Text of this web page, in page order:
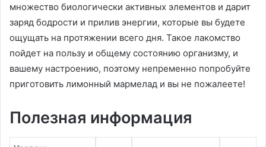
множество биологически активных элементов и дарит
заряд бодрости и прилив энергии, которые вы будете
ощущать на протяжении всего дня. Такое лакомство
пойдет на пользу и общему состоянию организму, и
вашему настроению, поэтому непременно попробуйте
приготовить лимонный мармелад и вы не пожалеете!
Полезная информация